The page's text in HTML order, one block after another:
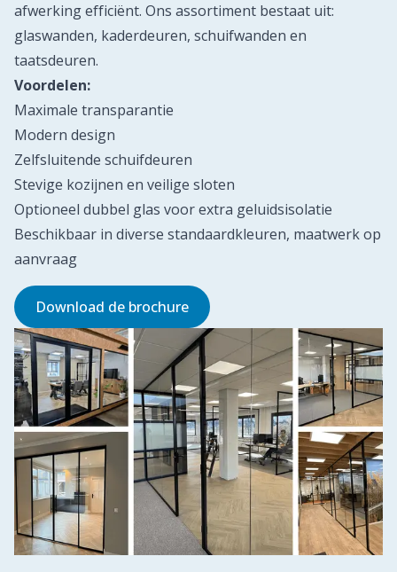
afwerking efficiënt. Ons assortiment bestaat uit:
glaswanden, kaderdeuren, schuifwanden en
taatsdeuren.
Voordelen:
Maximale transparantie
Modern design
Zelfsluitende schuifdeuren
Stevige kozijnen en veilige sloten
Optioneel dubbel glas voor extra geluidsisolatie
Beschikbaar in diverse standaardkleuren, maatwerk op
aanvraag
Download de brochure